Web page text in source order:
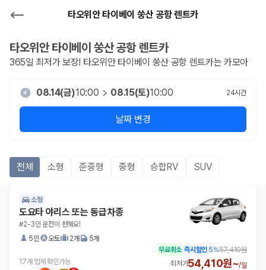
타오위안 타이베이 쑹산 공항 렌트카
타오위안 타이베이 쑹산 공항렌트카
365일 최저가 보장! 타오위안 타이베이 쑹산 공항 렌트카는 카모아
08.14(금)10:00 08.15(토)10:00 24시간
날짜 변경
전체 소형 준중형 중형 승합RV SUV
소형
도요타 야리스 또는 동급차종
#2-3인 운전이 편해요!
5인
오토 2개 5개
17개 업체 확인가능
무료취소 즉시할인 5%57,410원
최저가54,410원~/일